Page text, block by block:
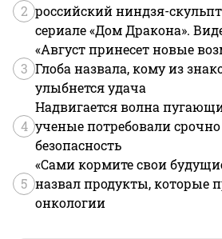
2 российский ниндзя-
сериале «Дом Дракона».
3
«Август принесет новые
Глоба назвала, кому из
улыбнется удача
4
Надвигается волна
ученые потребовали
безопасность
5
«Сами кормите свои
назвал продукты, которые
онкологии